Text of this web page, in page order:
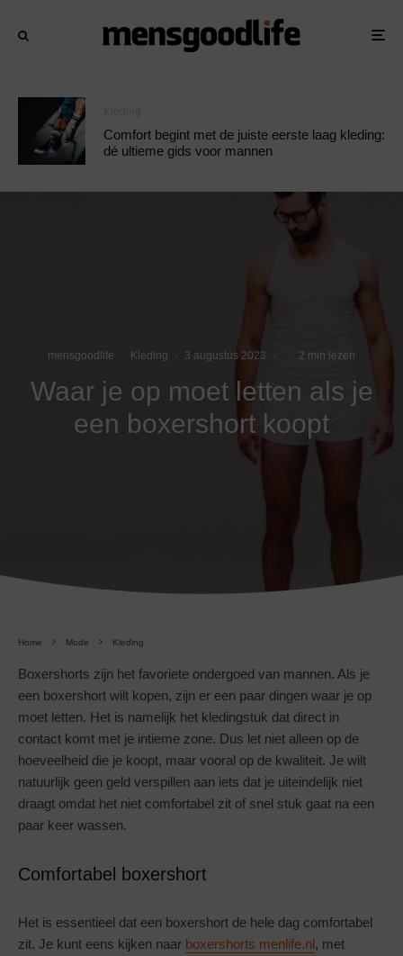
Comfort begint met de juiste eerste laag kleding:
dé ultieme gids voor mannen
mensgoodlife · Kleding · 3 augustus 2023 · · 2 min lezen
Waar je op moet letten als je
een boxershort koopt
Home Mode Kleding
Boxershorts zijn het favoriete ondergoed van mannen. Als je
een boxershort wilt kopen, zijn er een paar dingen waar je op
moet letten. Het is namelijk het kledingstuk dat direct in
contact komt met je intieme zone. Dus let niet alleen op de
hoeveelheid die je koopt, maar vooral op de kwaliteit. Je wilt
natuurlijk geen geld verspillen aan iets dat je uiteindelijk niet
draagt omdat het niet comfortabel zit of snel stuk gaat na een
paar keer wassen.
Comfortabel boxershort
Het is essentieel dat een boxershort de hele dag comfortabel
zit. Je kunt eens kijken naar boxershorts menlife.nl, met